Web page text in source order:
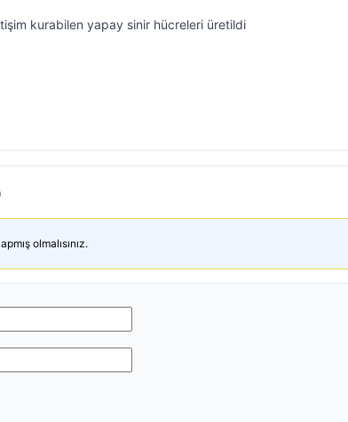
kurabilen yapay sinir hücreleri üretildi
olmalısınız.